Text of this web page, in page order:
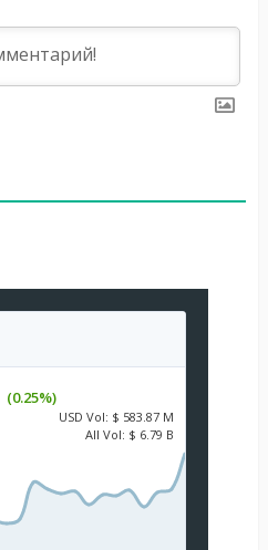
(0.25%)
USD Vol: $ 583.87 M
All Vol: $ 6.79 B